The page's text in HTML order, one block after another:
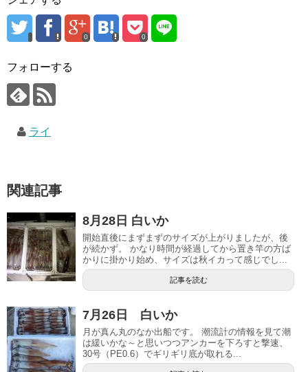
0 0
フォローする
ライ
関連記事
8月28日 白いか
開始直後にまずまずのサイズが上がりましたが、後
が続かず。 かなり時間が経過してから置き竿の方ば
かりに掛かり始め、サイズは秋イカって感じでし...
記事を読む
7月26日 白いか
月が真ん丸のなか出船です。 潮流計の情報を見て潮
は緩いかな～と思いつつアンカーを下ろすと撃速、
30号（PE0.6）でギリギリ底が取れる...